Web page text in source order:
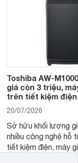
Toshiba AW-
giá còn 3 triệu,
trên tiết kiệm
20/07/2026
Sở hữu khối lượng
nhiều công nghệ hỗ
tiết kiệm điện, máy